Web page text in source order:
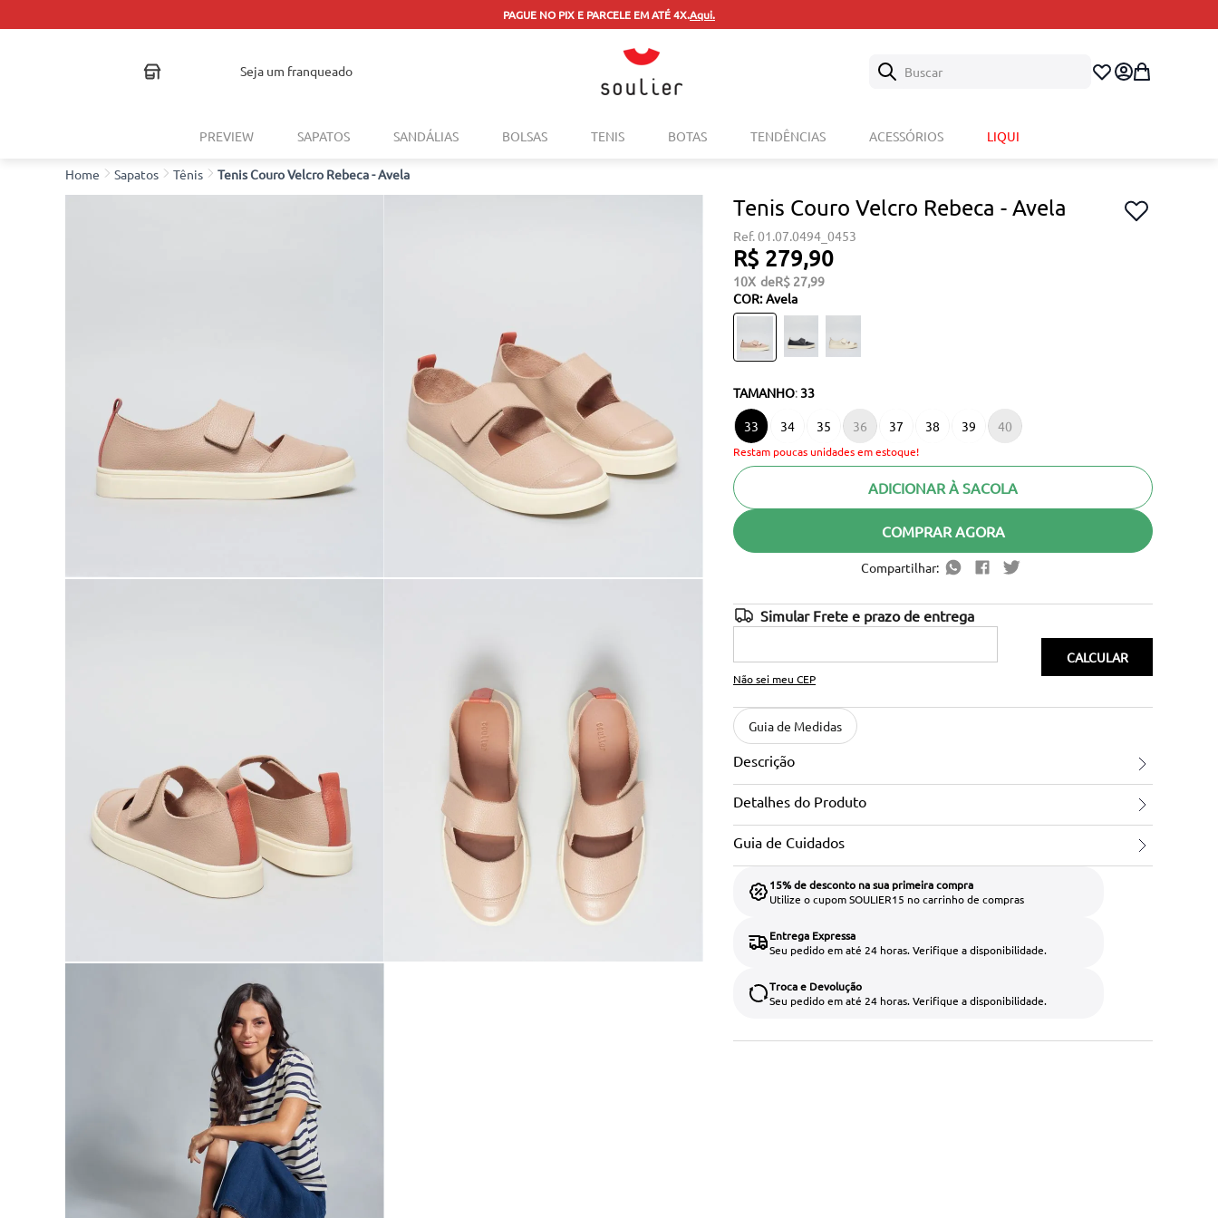
PAGUE NO PIX E PARCELE EM ATÉ 4X.Aqui.
seja um franqueado Buscar
PREVIEW SAPATOS SANDÁLIAS BOLSAS TENIS BOTAS TENDÊNCIAS ACESSÓRIOS LIQUI
Sapatos Tênis Tenis Couro Velcro Rebeca - Avela
Tenis Couro Velcro Rebeca - Avela
01.07.0494_0453
R$ 279,90
10 R$ 27,99
COR: Avela
TAMANHO: 33
33 34 35 36 37 38 39 40
Restam poucas unidades em estoque!
ADICIONAR À SACOLA
COMPRAR AGORA
Compartilhar:
Não sei meu CEP
Guia de Medidas
Descrição
Detalhes do Produto
Guia de Cuidados
15% de desconto na sua primeira compra
Utilize o cupom SOULIER15 no carrinho de compras
Entrega Expressa
Seu pedido em até 24 horas. Verifique a disponibilidade.
Troca e Devolução
Seu pedido em até 24 horas. Verifique a disponibilidade.
1º
tenis
7º
8º
mochila
anabela
10º cinto